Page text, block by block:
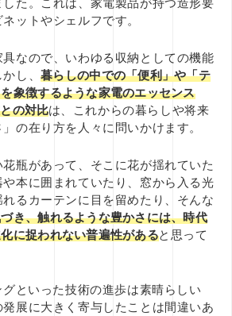
ットやシェルフです。
なので、いわゆる収納としての機能
かし、暮らしの中での「便利」や「テ
象徴するような家電のエッセンス
との対比は、これからの暮らしや将来
の在り方を人々に問いかけます。
瓶があって、そこに花が揺れていた
や本に囲まれていたり、窓から入る光
るカーテンに目を留めたり、そんな
き、触れるような豊かさには、時代
に捉われない普遍性があると思って
といった技術の進歩は素晴らしい
展に大きく寄与したことは間違いあ